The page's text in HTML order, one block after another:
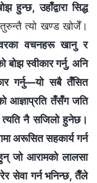
हुन्छ, उहाँद्वारा सिद्ध
त्यो खण्ड खोजेँ।
वचनहरू खानु र
बोझ स्वीकार गर्नु, अनि
गर्नु—यो सबै तँसित
आज्ञाप्रति तँसँग जति
त्यति नै सजिलो हुनेछ।
अरूसित सहकार्य गर्न
जो आरामको लालसा
सेवा गर्न भनिन्छ, तैँले